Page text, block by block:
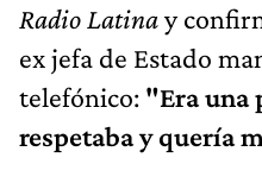
Radio Latinay
ex jefa de Estado
telefónico: "Era una
respetaba y quería